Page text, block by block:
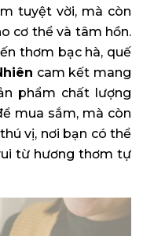
tuyệt vời, mà còn
cơ thể và tâm hồn.
thơm bạc hà, quế
cam kết mang
phẩm chất lượng
mua sắm, mà còn
vị, nơi bạn có thể
từ hương thơm tự